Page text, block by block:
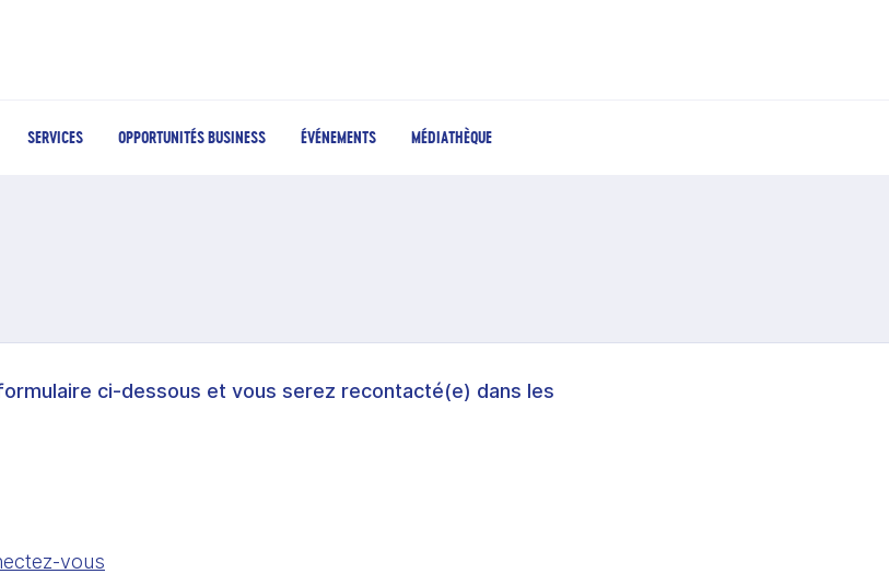
SERVICES OPPORTUNITÉS BUSINESS ÉVÉNEMENTS MÉDIATHÈQUE
ci-dessous et vous serez recontacté(e) dans les
vous